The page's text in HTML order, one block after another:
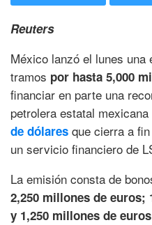
Reuters
México lanzó el lunes una
tramos por hasta 5,000
financiar en parte una
petrolera estatal mexicana
de dólares que cierra a
un servicio financiero de
La emisión consta de
2,250 millones de euros;
y 1,250 millones de euros